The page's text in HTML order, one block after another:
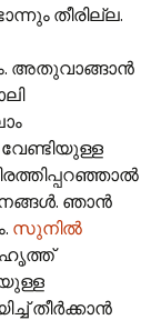
തീരില്ല.
അതുവാങ്ങാന്‍
ഞാന്‍
സുനില്‍
തീര്‍ക്കാന്‍